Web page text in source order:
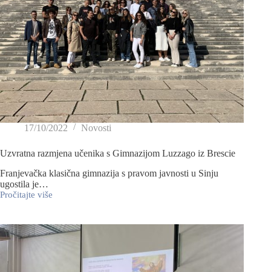
17/10/2022 Novosti
Uzvratna razmjena učenika s Gimnazijom Luzzago iz Brescie
Franjevačka klasična gimnazija s pravom javnosti u Sinju
ugostila je…
Pročitajte više